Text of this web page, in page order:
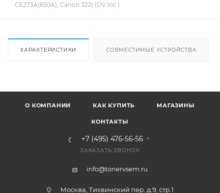
CE273A(650A), Canon 322) (DV Inc.)
ХАРАКТЕРИСТИКИ СОВМЕСТИМЫЕ УСТРОЙСТВА
О КОМПАНИИ КАК КУПИТЬ МАГАЗИНЫ
КОНТАКТЫ
+7 (495) 476-56-56
ЗАКАЗАТЬ ЗВОНОК
info@tonervsem.ru
Москва, Тихвинский пер. д.9, стр.1